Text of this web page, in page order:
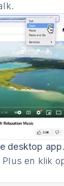
desktop app
en klik